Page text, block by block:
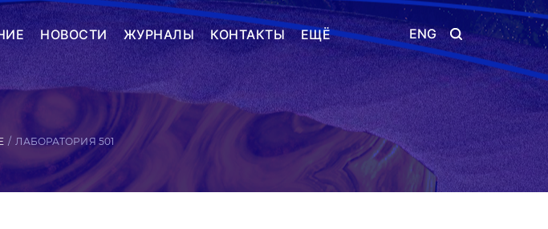
НОВОСТИ ЖУРНАЛЫ КОНТАКТЫ ЕЩЁ ENG
ЛАБОРАТОРИЯ 501